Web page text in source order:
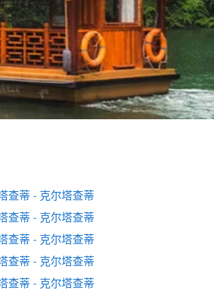
查蒂 - 克尔塔查蒂
查蒂 - 克尔塔查蒂
查蒂 - 克尔塔查蒂
查蒂 - 克尔塔查蒂
查蒂 - 克尔塔查蒂